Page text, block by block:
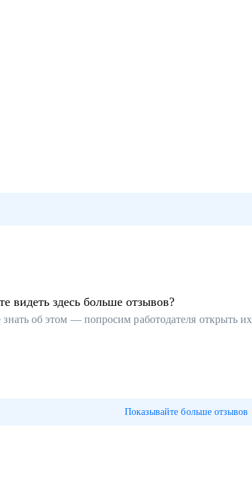
видеть здесь больше отзывов?
знать об этом — попросим работодателя открыть их
Показывайте больше отзывов